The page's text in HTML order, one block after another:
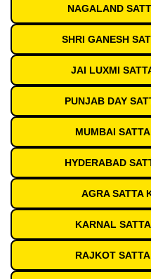
NAGALAND
SHRI GANESH
JAI LUXMI
PUNJAB DAY
MUMBAI
HYDERABAD
AGRA SATTA
KARNAL
RAJKOT